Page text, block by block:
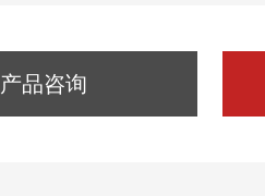
产品咨询